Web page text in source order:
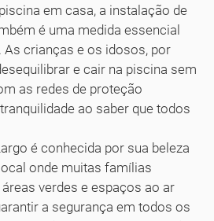
em casa, a instalação de
é uma medida essencial
As crianças e os idosos, por
e cair na piscina sem
as redes de proteção
ao saber que todos
é conhecida por sua beleza
onde muitas famílias
verdes e espaços ao ar
a segurança em todos os